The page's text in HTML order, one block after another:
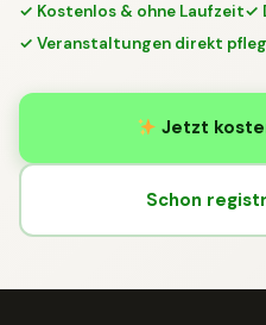
✓ Kostenlos & ohne Laufzeit✓
✓ Veranstaltungen direkt
Jetzt
Schon